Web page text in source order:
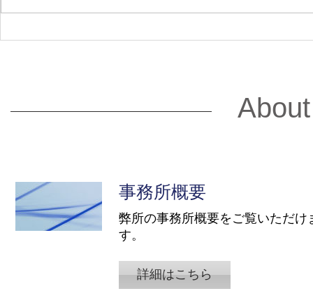
2026.3.3 BAILA 4月号の士業
2026.2.26
知のポイン
ます。
事務所概要
弊所の事務所概要をご覧いただけ
す。
詳細はこちら